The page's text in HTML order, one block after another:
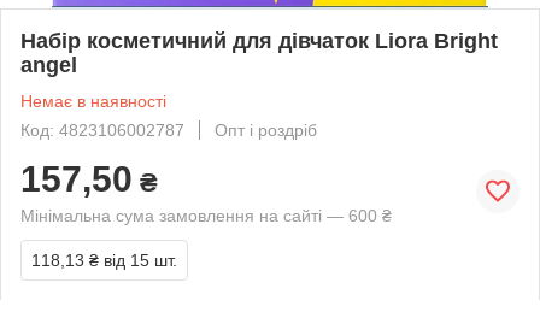
Набір косметичний для дівчаток Liora Bright
angel
Немає в наявності
Код: 4823106002787
Опт і роздріб
157,50 ₴
Мінімальна сума замовлення на сайті — 600 ₴
118,13 ₴ від 15 шт.